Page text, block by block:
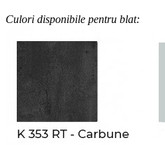
Culori disponibile pentru blat: